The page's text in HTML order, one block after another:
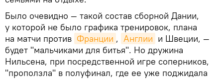
Было очевидно — такой состав сборной Дании,
у которой не было графика тренировок, плана
на матчи против Франции , Англии и Швеции, —
будет "мальчиками для битья". Но дружина
Нильсена, при посредственной игре соперников,
"проползла" в полуфинал, где ее уже поджидала